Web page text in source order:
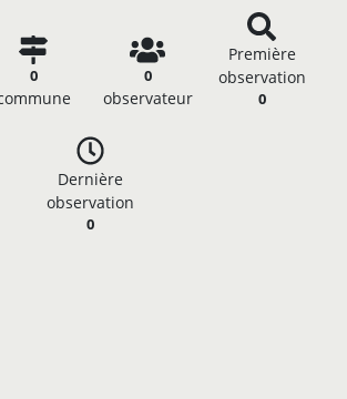
0 0
observateur
Première
observation
0
Dernière
observation
0